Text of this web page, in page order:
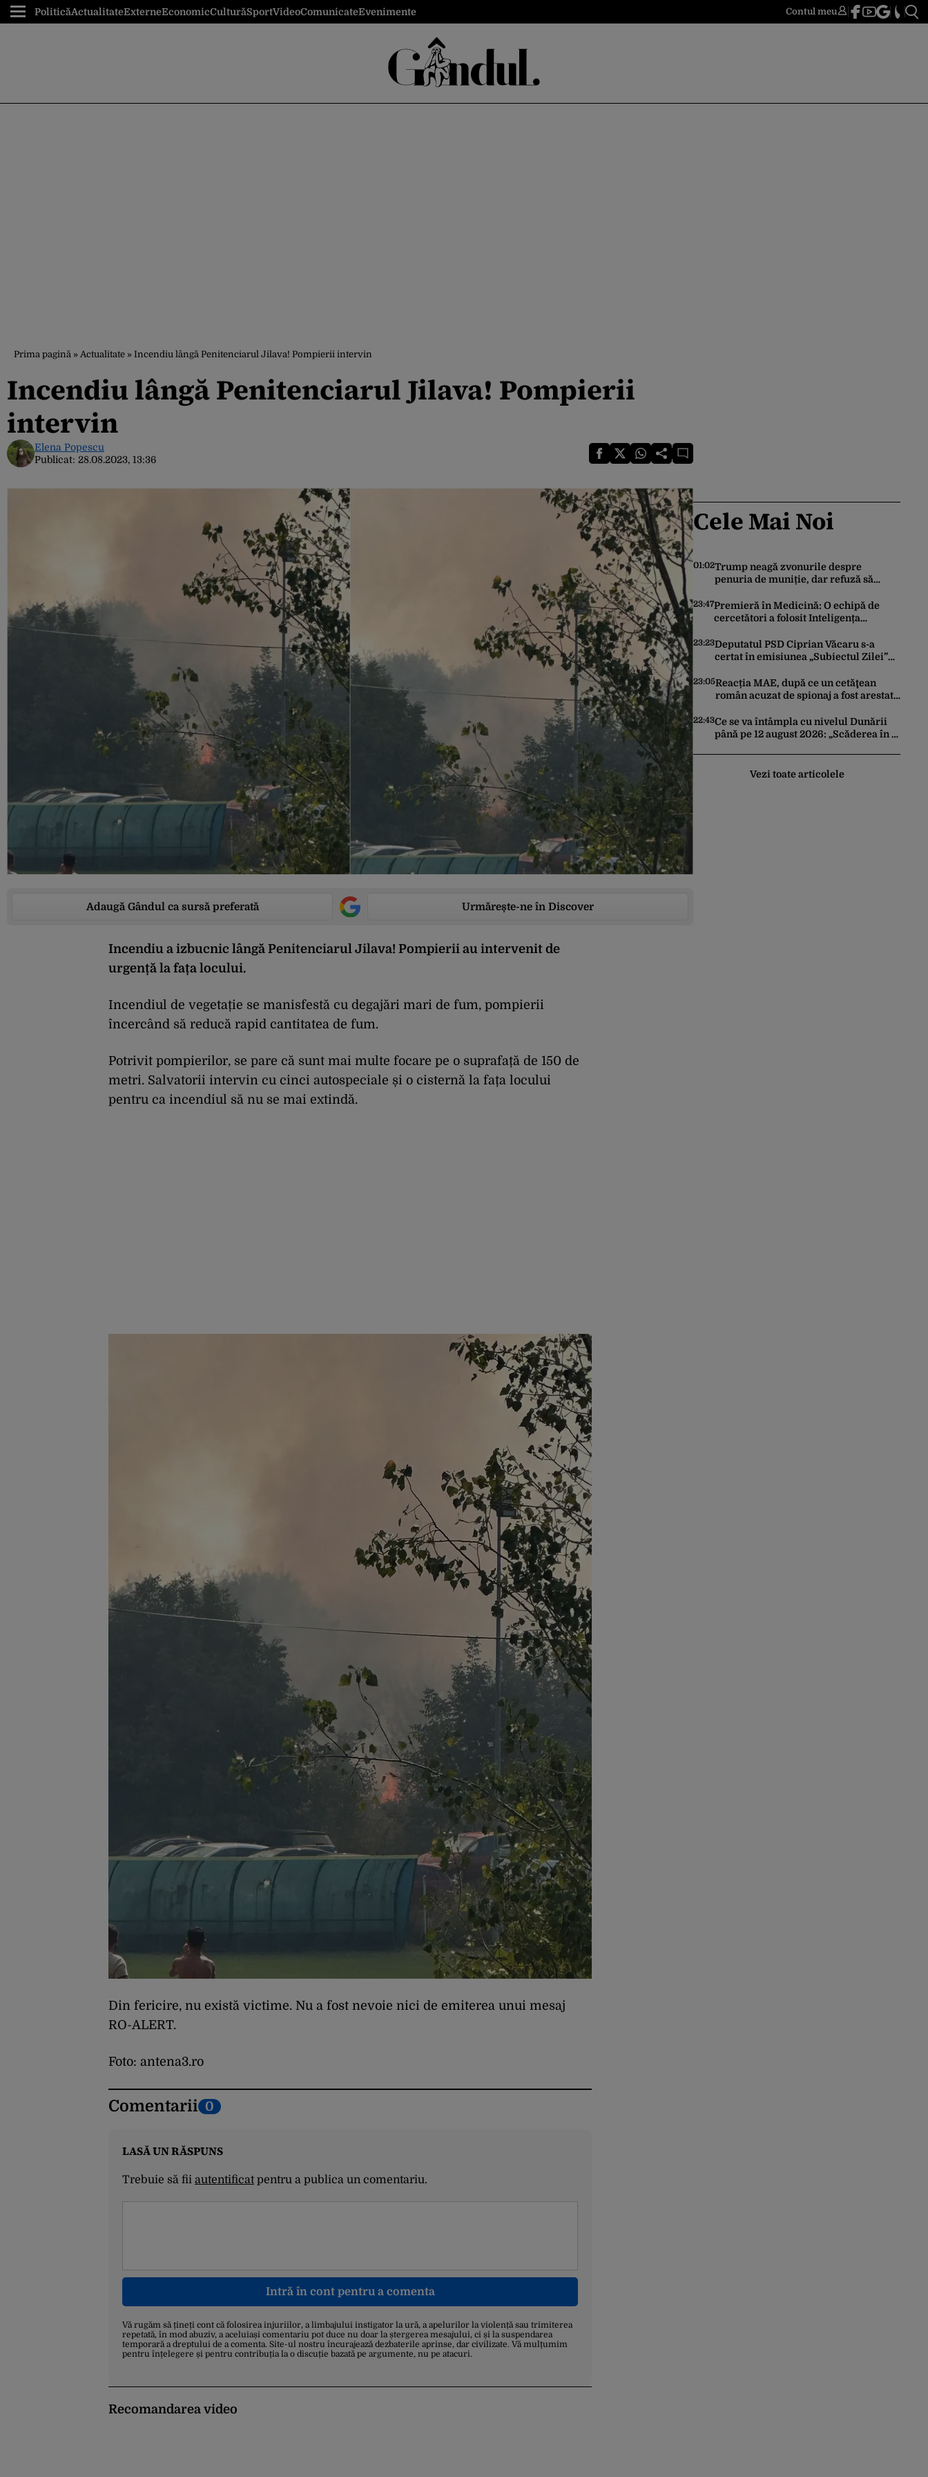
PoliticăActualitateExterneEconomicCulturăSportVideoComunicateEvenimente Contul meu
Prima pagină » Actualitate » Incendiu lângă Penitenciarul Jilava! Pompierii intervin
Incendiu lângă Penitenciarul Jilava! Pompierii
intervin
Elena Popescu
Publicat: 28.08.2023, 13:36
Adaugă Gândul ca sursă preferată Urmărește-ne în Discover
Incendiu a izbucnic lângă Penitenciarul Jilava! Pompierii au intervenit de
urgență la fața locului.
Incendiul de vegetație se manisfestă cu degajări mari de fum, pompierii
încercând să reducă rapid cantitatea de fum.
Potrivit pompierilor, se pare că sunt mai multe focare pe o suprafață de 150 de
metri. Salvatorii intervin cu cinci autospeciale și o cisternă la fața locului
pentru ca incendiul să nu se mai extindă.
Din fericire, nu există victime. Nu a fost nevoie nici de emiterea unui mesaj
RO-ALERT.
Foto: antena3.ro
Comentarii 0
LASĂ UN RĂSPUNS
Trebuie să fii autentificatpentru a publica un comentariu.
Intră în cont pentru a comenta
Vă rugăm să țineți cont că folosirea injuriilor, a limbajului instigator la ură, a apelurilor la violență sau trimiterea
repetată, în mod abuziv, a aceluiași comentariu pot duce nu doar la ștergerea mesajului, ci și la suspendarea
temporară a dreptului de a comenta. Site-ul nostru încurajează dezbaterile aprinse, dar civilizate. Vă mulțumim
pentru înțelegere și pentru contribuția la o discuție bazată pe argumente, nu pe atacuri.
Recomandarea video
Cele Mai Noi
01:02Trump neagă zvonurile despre
penuria de muniție, dar refuză să
nevoie de rachete”
23:47Premieră în Medicină: O echipă de
cercetători a folosit Inteligența
virusuri sintetice la tratarea de E.coli
23:23Deputatul PSD Ciprian Văcaru s-a
certat în emisiunea „Subiectul Zilei”
deficitul fiind motivul scandalului
23:05Reacția MAE, după ce un cetăţean
român acuzat de spionaj a fost arestat
ucrainean ca să asasineze un
producător de drone
22:43Ce se va întâmpla cu nivelul Dunării
până pe 12 august 2026: „Scăderea în 7
Vezi toate articolele